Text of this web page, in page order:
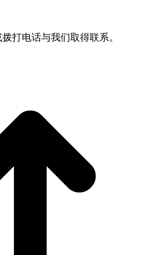
打电话与我们取得联系。